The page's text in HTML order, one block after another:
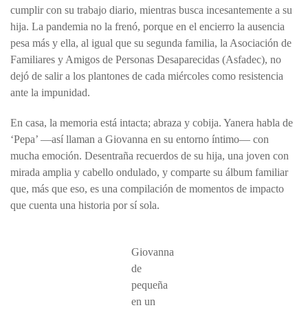
cumplir con su trabajo diario, mientras busca incesantemente a su
hija. La pandemia no la frenó, porque en el encierro la ausencia
pesa más y ella, al igual que su segunda familia, la Asociación de
Familiares y Amigos de Personas Desaparecidas (Asfadec), no
dejó de salir a los plantones de cada miércoles como resistencia
ante la impunidad.
En casa, la memoria está intacta; abraza y cobija. Yanera habla de
‘Pepa’ —así llaman a Giovanna en su entorno íntimo— con
mucha emoción. Desentraña recuerdos de su hija, una joven con
mirada amplia y cabello ondulado, y comparte su álbum familiar
que, más que eso, es una compilación de momentos de impacto
que cuenta una historia por sí sola.
Giovanna
de
pequeña
en un